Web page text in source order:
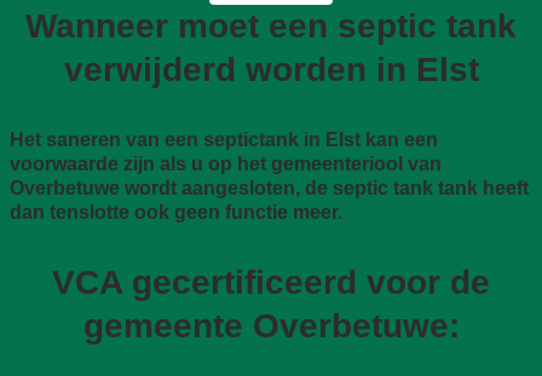
Wanneer moet een septic tank
verwijderd worden in Elst
Het saneren van een septictank in Elst kan een
voorwaarde zijn als u op het gemeenteriool van
Overbetuwe wordt aangesloten, de septic tank tank heeft
dan tenslotte ook geen functie meer.
VCA gecertificeerd voor de
gemeente Overbetuwe: